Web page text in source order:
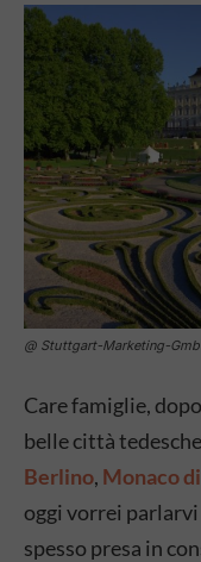
@ Stuttgart-Marketing-
Care famiglie,
belle città
Berlino, Monaco
oggi vorrei parlarvi
spesso presa in